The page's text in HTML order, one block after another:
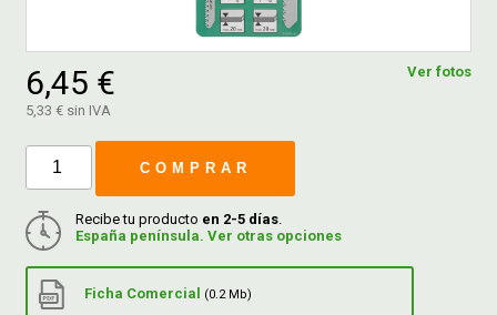
Ver fotos
6,45 €
5,33 € sin IVA
COMPRAR
Recibe tu producto en 2-5 días.
España península. Ver otras opciones
Ficha Comercial (0.2 Mb)
FERROVICMAR
DESPIECE
CATÁLOGOS